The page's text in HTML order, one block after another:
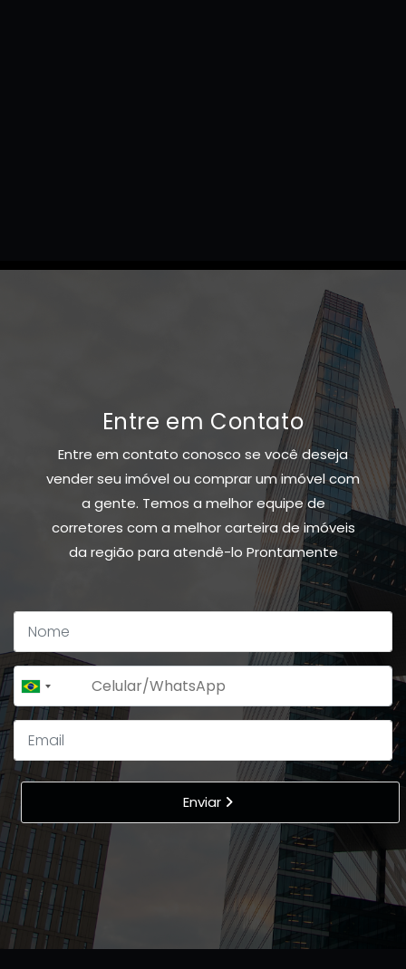
Entre em Contato
Entre em contato conosco se você deseja
vender seu imóvel ou comprar um imóvel com
a gente. Temos a melhor equipe de
corretores com a melhor carteira de imóveis
da região para atendê-lo Prontamente
Brazil
+55
Enviar